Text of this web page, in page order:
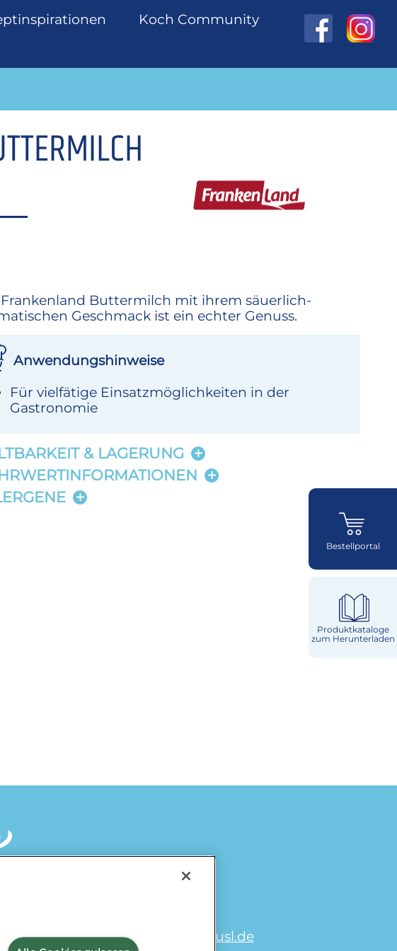
Koch Community
Frankenland Buttermilch mit ihrem säuerlich-
Geschmack ist ein echter Genuss.
Anwendungshinweise
Für vielfätige Einsatzmöglichkeiten in der
Gastronomie
& LAGERUNG
/omiramilch.de minusl.de
Bestellportal
Produktkataloge
zum Herunterladen